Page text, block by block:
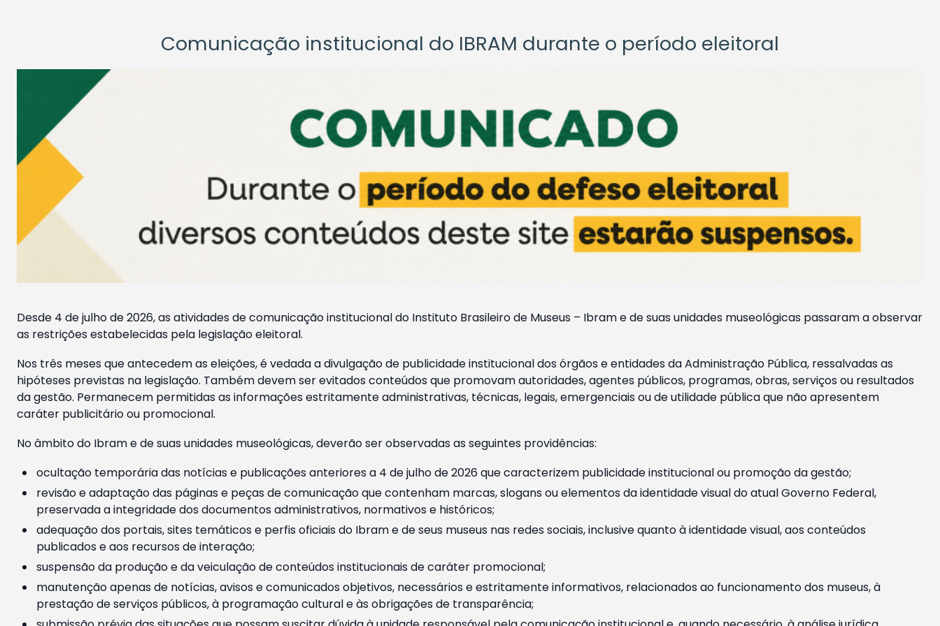
Comunicação institucional do IBRAM durante o período eleitoral
Desde 4 de julho de 2026, as atividades de comunicação institucional do Instituto Brasileiro de Museus – Ibram e de suas unidades museológicas passaram a observar
as restrições estabelecidas pela legislação eleitoral.
Nos três meses que antecedem as eleições, é vedada a divulgação de publicidade institucional dos órgãos e entidades da Administração Pública, ressalvadas as
hipóteses previstas na legislação. Também devem ser evitados conteúdos que promovam autoridades, agentes públicos, programas, obras, serviços ou resultados
da gestão. Permanecem permitidas as informações estritamente administrativas, técnicas, legais, emergenciais ou de utilidade pública que não apresentem
caráter publicitário ou promocional.
No âmbito do Ibram e de suas unidades museológicas, deverão ser observadas as seguintes providências:
ocultação temporária das notícias e publicações anteriores a 4 de julho de 2026 que caracterizem publicidade institucional ou promoção da gestão;
revisão e adaptação das páginas e peças de comunicação que contenham marcas, slogans ou elementos da identidade visual do atual Governo Federal,
preservada a integridade dos documentos administrativos, normativos e históricos;
adequação dos portais, sites temáticos e perfis oficiais do Ibram e de seus museus nas redes sociais, inclusive quanto à identidade visual, aos conteúdos
publicados e aos recursos de interação;
suspensão da produção e da veiculação de conteúdos institucionais de caráter promocional;
manutenção apenas de notícias, avisos e comunicados objetivos, necessários e estritamente informativos, relacionados ao funcionamento dos museus, à
prestação de serviços públicos, à programação cultural e às obrigações de transparência;